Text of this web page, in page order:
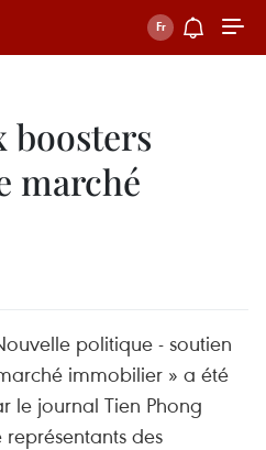
boosters
marché
politique - soutien
immobilier » a été
le journal Tien Phong
des